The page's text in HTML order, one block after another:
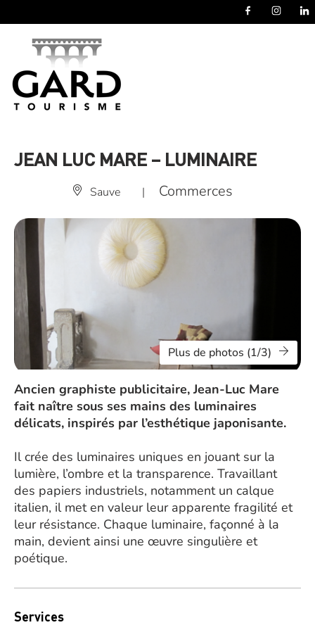
JEAN LUC MARE – LUMINAIRE
Sauve | Commerces
Plus de photos (1/3)
Ancien graphiste publicitaire, Jean-Luc Mare
fait naître sous ses mains des luminaires
délicats, inspirés par l’esthétique japonisante.
Il crée des luminaires uniques en jouant sur la
lumière, l’ombre et la transparence. Travaillant
des papiers industriels, notamment un calque
italien, il met en valeur leur apparente fragilité et
leur résistance. Chaque luminaire, façonné à la
main, devient ainsi une œuvre singulière et
poétique.
Services